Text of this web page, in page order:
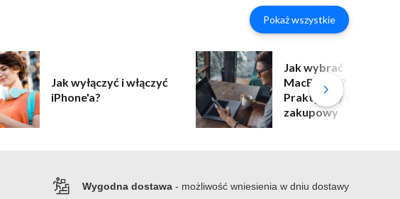
Pokaż wszystkie
Jak wyłączyć i włączyć
iPhone'a?
Jak wybrać
MacBooka?
Praktyczny poradnik
zakupowy
Wygodna dostawa - możliwość wniesienia w dniu dostawy